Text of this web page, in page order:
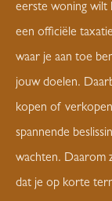
eerste woning wilt
een officiële
waar je aan toe
jouw doelen.
kopen of
spannende
wachten. Daarom
dat je op korte